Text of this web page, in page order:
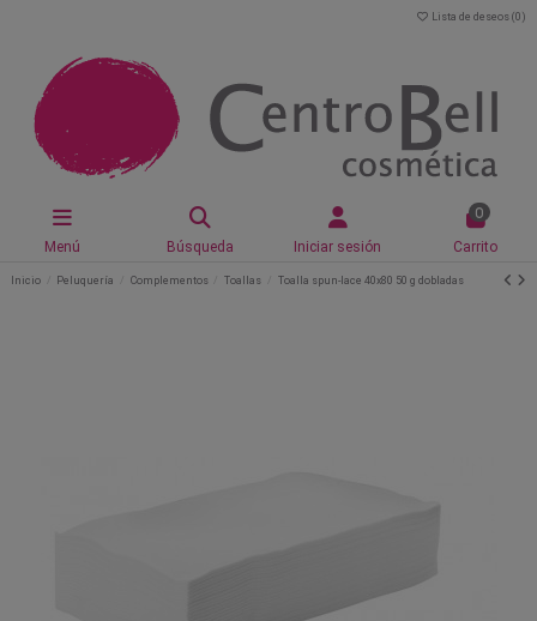
Lista de deseos (0 )
Menú Búsqueda Iniciar sesión
0
Carrito
Inicio Peluquería Complementos Toallas Toalla spun-lace 40x80 50 g dobladas